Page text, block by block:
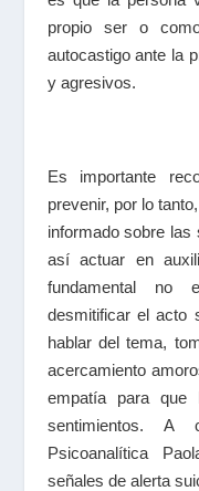
propio ser o
autocastigo ante la
y agresivos.
Es importante
prevenir, por lo
informado sobre las
así actuar en
fundamental no
desmitificar el acto
hablar del tema,
acercamiento
empatía para que
sentimientos. A
Psicoanalítica
señales de alerta